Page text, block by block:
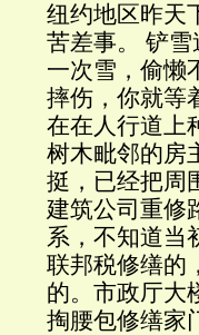
纽约地区昨天
苦差事。 铲
一次雪，偷懒
摔伤，你就等
在在人行道上
树木毗邻的房
挺，已经把周
建筑公司重修
系，不知道当
联邦税修缮的
的。市政厅大
掏腰包修缮家